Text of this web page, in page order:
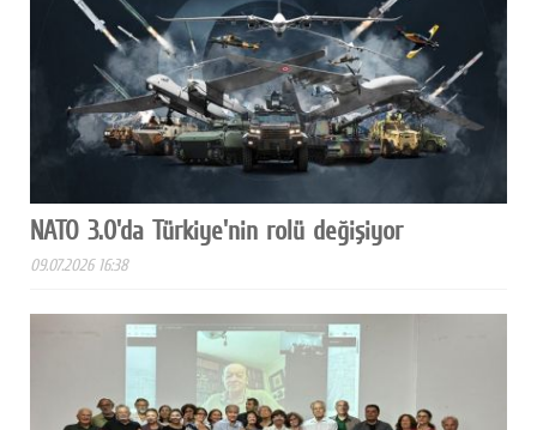
NATO 3.0'da Türkiye'nin rolü değişiyor
09.07.2026 16:38